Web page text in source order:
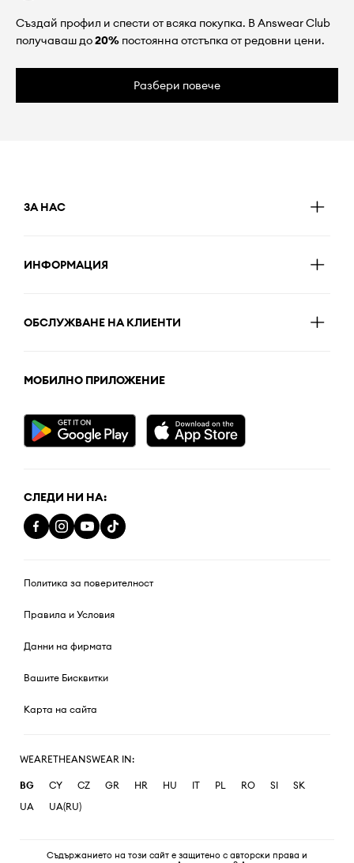
Създай профил и спести от всяка покупка. В Answear Club
получаваш до20% постоянна отстъпка от редовни цени.
Разбери повече
ЗА НАС
ИНФОРМАЦИЯ
ОБСЛУЖВАНЕ НА КЛИЕНТИ
МОБИЛНО ПРИЛОЖЕНИЕ
СЛЕДИ НИ НА:
Политика за поверителност
Правила и Условия
Данни на фирмата
Вашите Бисквитки
Карта на сайта
WEARETHEANSWEAR IN:
BG CY CZ GR HR HU IT PL RO SI
SK
UA
UA(RU)
Съдържанието на този сайт е защитено с авторски права и